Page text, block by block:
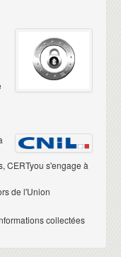
CERTyou s'engage à
de l'Union
collectées